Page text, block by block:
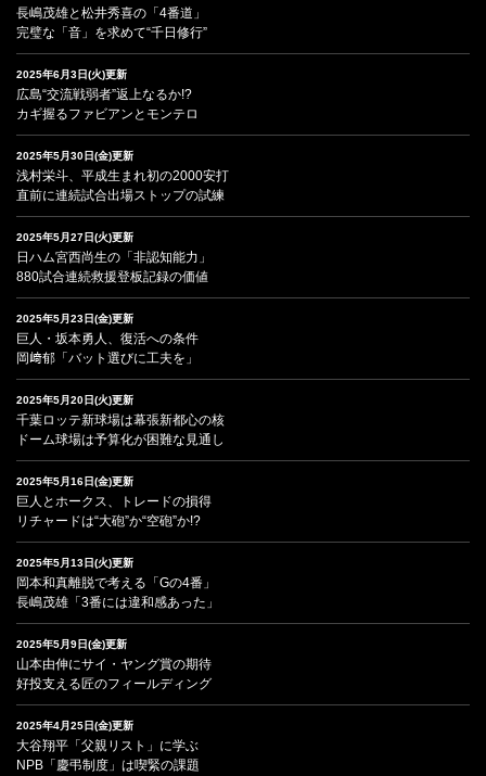
長嶋茂雄と松井秀喜の「4番道」
完璧な「音」を求めて“千日修行”
2025年6月3日(火)更新
広島“交流戦弱者”返上なるか!?
カギ握るファビアンとモンテロ
2025年5月30日(金)更新
浅村栄斗、平成生まれ初の2000安打
直前に連続試合出場ストップの試練
2025年5月27日(火)更新
日ハム宮西尚生の「非認知能力」
880試合連続救援登板記録の価値
2025年5月23日(金)更新
巨人・坂本勇人、復活への条件
岡﨑郁「バット選びに工夫を」
2025年5月20日(火)更新
千葉ロッテ新球場は幕張新都心の核
ドーム球場は予算化が困難な見通し
2025年5月16日(金)更新
巨人とホークス、トレードの損得
リチャードは“大砲”か“空砲”か!?
2025年5月13日(火)更新
岡本和真離脱で考える「Gの4番」
長嶋茂雄「3番には違和感あった」
2025年5月9日(金)更新
山本由伸にサイ・ヤング賞の期待
好投支える匠のフィールディング
2025年4月25日(金)更新
大谷翔平「父親リスト」に学ぶ
NPB「慶弔制度」は喫緊の課題